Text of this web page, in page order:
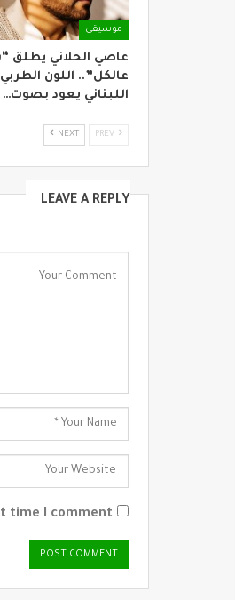
موسيقى
عاصي الحلاني يطلق
عالكل”.. اللون
اللبناني يعود بصوت…
NEXT
LEAVE A REPLY
time I comment.